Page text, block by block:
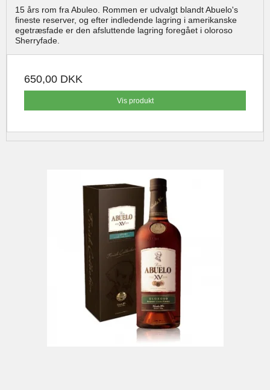
15 års rom fra Abuleo. Rommen er udvalgt blandt Abuelo's
fineste reserver, og efter indledende lagring i amerikanske
egetræsfade er den afsluttende lagring foregået i oloroso
Sherryfade.
650,00 DKK
Vis produkt